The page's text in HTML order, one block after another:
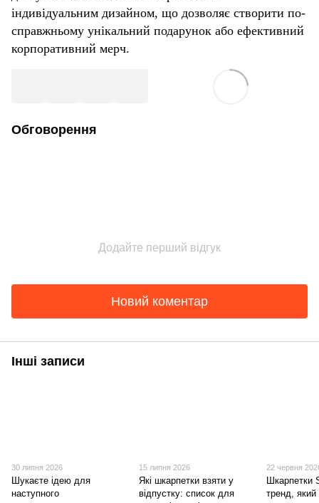
індивідуальним дизайном, що дозволяє створити по-
справжньому унікальний подарунок або ефективний
корпоративний мерч.
Обговорення
Додайте перший відгук
Новий коментар
Інші записи
30 липня 2026
Шукаєте ідею для
наступного
15 липня 2026
Які шкарпетки взяти у
відпустку: список для
22 червня
Шкарпетки
тренд, який